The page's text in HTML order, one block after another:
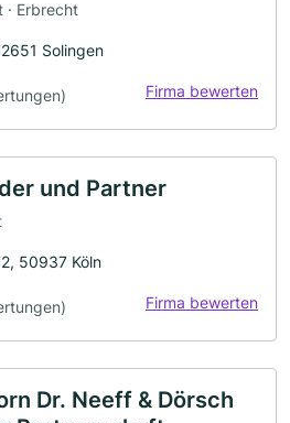
· Erbrecht
Solingen
Firma bewerten
und Partner
50937 Köln
Firma bewerten
Dr. Neeff & Dörsch